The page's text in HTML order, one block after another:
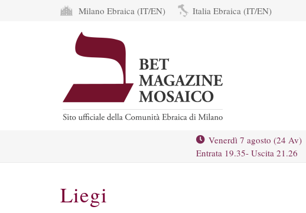
Milano Ebraica (IT/EN) Italia Ebraica (IT/EN)
Venerdì 7 agosto (24 Av)
Entrata 19.35- Uscita 21.26
Liegi